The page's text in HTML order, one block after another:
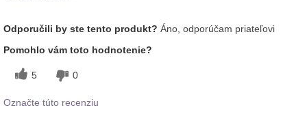
používaním tohto
prípravku?
Osviežujúci, Príjemný pocit na
pokožke
Odporučili by ste tento produkt? Áno, odporúčam priateľovi
Pomohlo vám toto hodnotenie?
5 0
Označte túto recenziu